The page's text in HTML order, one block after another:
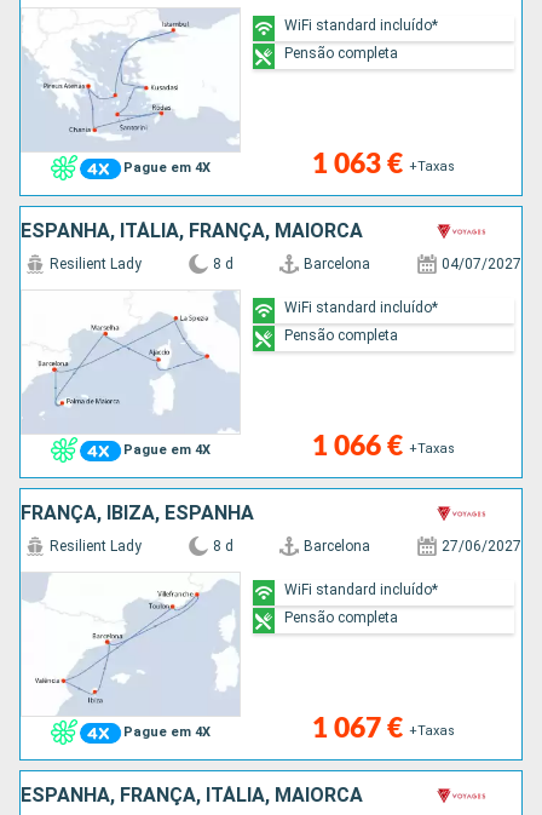
Pague em 4X 1 063 € +Taxas
WiFi standard incluído*
Pensão completa
ESPANHA, ITÁLIA, FRANÇA, MAIORCA
Pague em 4X
Resilient Lady 8 d Barcelona 04/07/2027
1 066 € +Taxas
WiFi standard incluído*
Pensão completa
FRANÇA, IBIZA, ESPANHA
Pague em 4X
Resilient Lady 8 d Barcelona 27/06/2027
1 067 € +Taxas
WiFi standard incluído*
Pensão completa
ESPANHA, FRANÇA, ITÁLIA, MAIORCA